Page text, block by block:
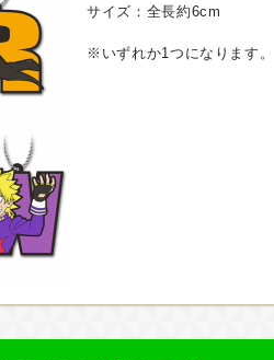
サイズ：全長約6cm
※いずれか1つになります。